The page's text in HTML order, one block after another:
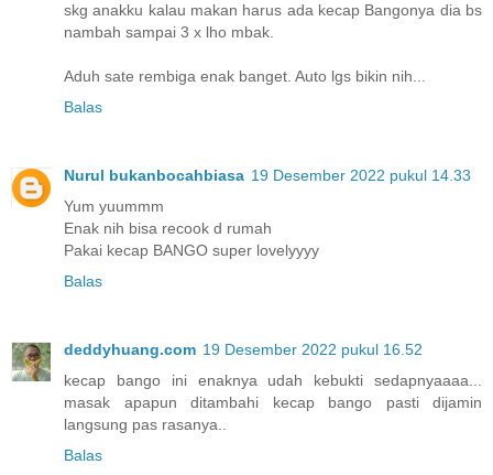
skg anakku kalau makan harus ada kecap Bangonya dia bs
nambah sampai 3 x lho mbak.
Aduh sate rembiga enak banget. Auto lgs bikin nih...
Balas
Nurul bukanbocahbiasa 19 Desember 2022 pukul 14.33
Yum yuummm
Enak nih bisa recook d rumah
Pakai kecap BANGO super lovelyyyy
Balas
deddyhuang.com 19 Desember 2022 pukul 16.52
kecap bango ini enaknya udah kebukti sedapnyaaaa...
masak apapun ditambahi kecap bango pasti dijamin
langsung pas rasanya..
Balas